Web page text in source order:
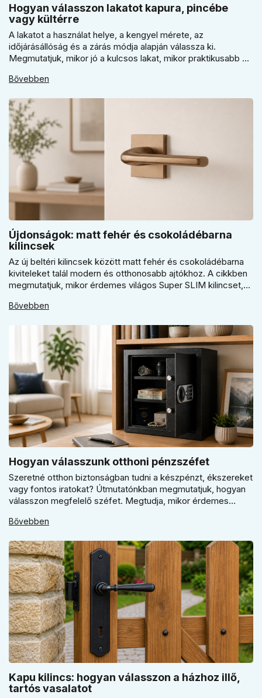
Hogyan válasszon lakatot kapura, pincébe
vagy kültérre
A lakatot a használat helye, a kengyel mérete, az
időjárásállóság és a zárás módja alapján válassza ki.
Megmutatjuk, mikor jó a kulcsos lakat, mikor praktikusabb a
érdemes kapuhoz, pincéhez vagy kerti házhoz csak ár
Bővebben
Újdonságok: matt fehér és csokoládébarna
kilincsek
Az új beltéri kilincsek között matt fehér és csokoládébarna
kiviteleket talál modern és otthonosabb ajtókhoz. A cikkben
megmutatjuk, mikor érdemes világos Super SLIM kilincset,
döntsön a kerek vagy szögletes rozetta között az egységes
Bővebben
Hogyan válasszunk otthoni pénzszéfet
Szeretné otthon biztonságban tudni a készpénzt, ékszereket
vagy fontos iratokat? Útmutatónkban megmutatjuk, hogyan
válasszon megfelelő széfet. Megtudja, mikor érdemes
kulcsfontosságú a szakszerű rögzítés a valódi védelemhez
Bővebben
Kapu kilincs: hogyan válasszon a házhoz illő,
tartós vasalatot